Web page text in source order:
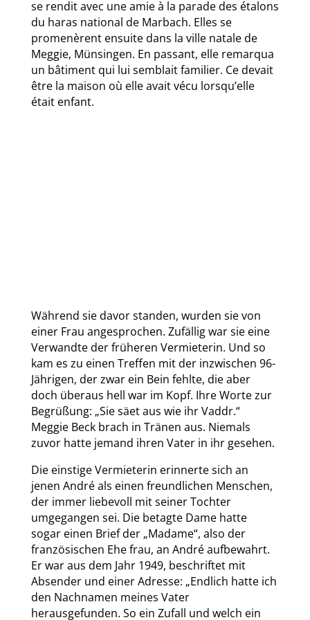
se rendit avec une amie à la parade des étalons
du haras national de Marbach. Elles se
promenèrent ensuite dans la ville natale de
Meggie, Münsingen. En passant, elle remarqua
un bâtiment qui lui semblait familier. Ce devait
être la maison où elle avait vécu lorsqu’elle
était enfant.
Während sie davor standen, wurden sie von
einer Frau angesprochen. Zufällig war sie eine
Verwandte der früheren Vermieterin. Und so
kam es zu einen Treffen mit der inzwischen 96-
Jährigen, der zwar ein Bein fehlte, die aber
doch überaus hell war im Kopf. Ihre Worte zur
Begrüßung: „Sie säet aus wie ihr Vaddr.“
Meggie Beck brach in Tränen aus. Niemals
zuvor hatte jemand ihren Vater in ihr gesehen.
Die einstige Vermieterin erinnerte sich an
jenen André als einen freundlichen Menschen,
der immer liebevoll mit seiner Tochter
umgegangen sei. Die betagte Dame hatte
sogar einen Brief der „Madame“, also der
französischen Ehe frau, an André aufbewahrt.
Er war aus dem Jahr 1949, beschriftet mit
Absender und einer Adresse: „Endlich hatte ich
den Nachnamen meines Vater
herausgefunden. So ein Zufall und welch ein